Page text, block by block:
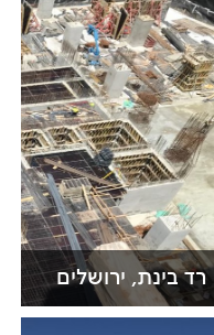
רד בינת, ירושלים